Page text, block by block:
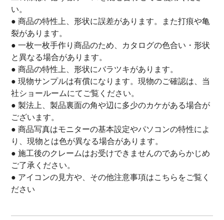
い。
● 商品の特性上、形状に誤差があります。また打痕や亀
裂があります。
● 一枚一枚手作り商品のため、カタログの色合い・形状
と異なる場合があります。
● 商品の特性上、形状にバラツキがあります。
● 現物サンプルは有償になります。現物のご確認は、当
社ショールームにてご覧ください。
● 製法上、製品裏面の角や辺に多少のカケがある場合が
ございます。
● 商品写真はモニターの基本設定やパソコンの特性によ
り、現物とは色が異なる場合があります。
● 施工後のクレームはお受けできませんのであらかじめ
ご了承ください。
● アイコンの見方や、その他注意事項はこちら をご覧く
ださい